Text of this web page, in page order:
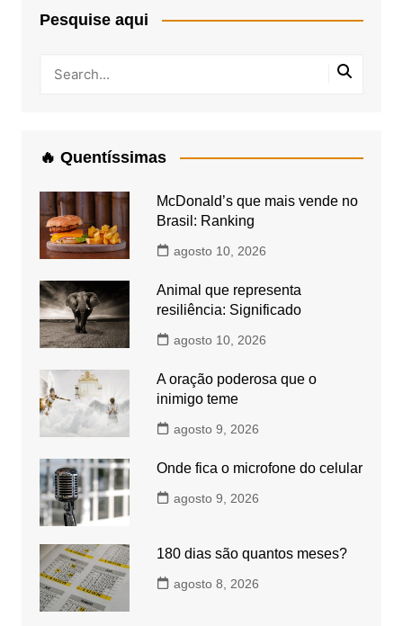
Pesquise aqui
🔥 Quentíssimas
McDonald’s que mais vende no
Brasil: Ranking
agosto 10, 2026
Animal que representa
resiliência: Significado
agosto 10, 2026
A oração poderosa que o
inimigo teme
agosto 9, 2026
Onde fica o microfone do celular
agosto 9, 2026
180 dias são quantos meses?
agosto 8, 2026